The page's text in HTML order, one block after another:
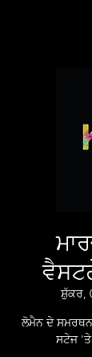
ਸ਼ੁੱਕਰ,
ਲੋਮੈਨ ਦੇ
ਸਟੇਜ